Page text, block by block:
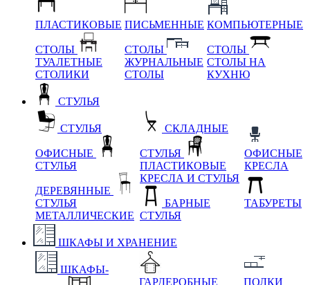
ПЛАСТИКОВЫЕ
СТОЛЫ
ТУАЛЕТНЫЕ
СТОЛИКИ
ПИСЬМЕННЫЕ
СТОЛЫ
ЖУРНАЛЬНЫЕ
СТОЛЫ
КОМПЬЮТЕРНЫЕ
СТОЛЫ
СТОЛЫ НА
КУХНЮ
СТУЛЬЯ
СТУЛЬЯ
ОФИСНЫЕ
СТУЛЬЯ
ДЕРЕВЯННЫЕ
СТУЛЬЯ
МЕТАЛЛИЧЕСКИЕ
СКЛАДНЫЕ
СТУЛЬЯ
ПЛАСТИКОВЫЕ
КРЕСЛА И СТУЛЬЯ
БАРНЫЕ
СТУЛЬЯ
ОФИСНЫЕ
КРЕСЛА
ТАБУРЕТЫ
ШКАФЫ И ХРАНЕНИЕ
ШКАФЫ-
ГАРДЕРОБНЫЕ
ПОЛКИ